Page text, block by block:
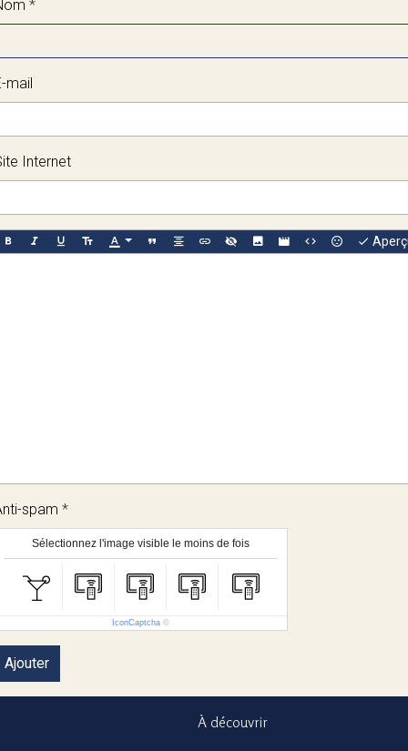
mail
Internet
spam
Sélectionnez l'image visible le moins de fois
IconCaptcha ©
Ajouter
À découvrir